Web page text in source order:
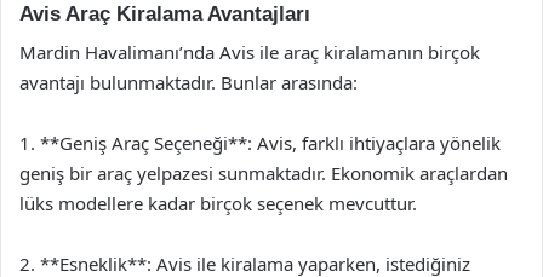
Avis Araç Kiralama Avantajları
Mardin Havalimanı’nda Avis ile araç kiralamanın birçok
avantajı bulunmaktadır. Bunlar arasında:
1. **Geniş Araç Seçeneği**: Avis, farklı ihtiyaçlara yönelik
geniş bir araç yelpazesi sunmaktadır. Ekonomik araçlardan
lüks modellere kadar birçok seçenek mevcuttur.
2. **Esneklik**: Avis ile kiralama yaparken, istediğiniz